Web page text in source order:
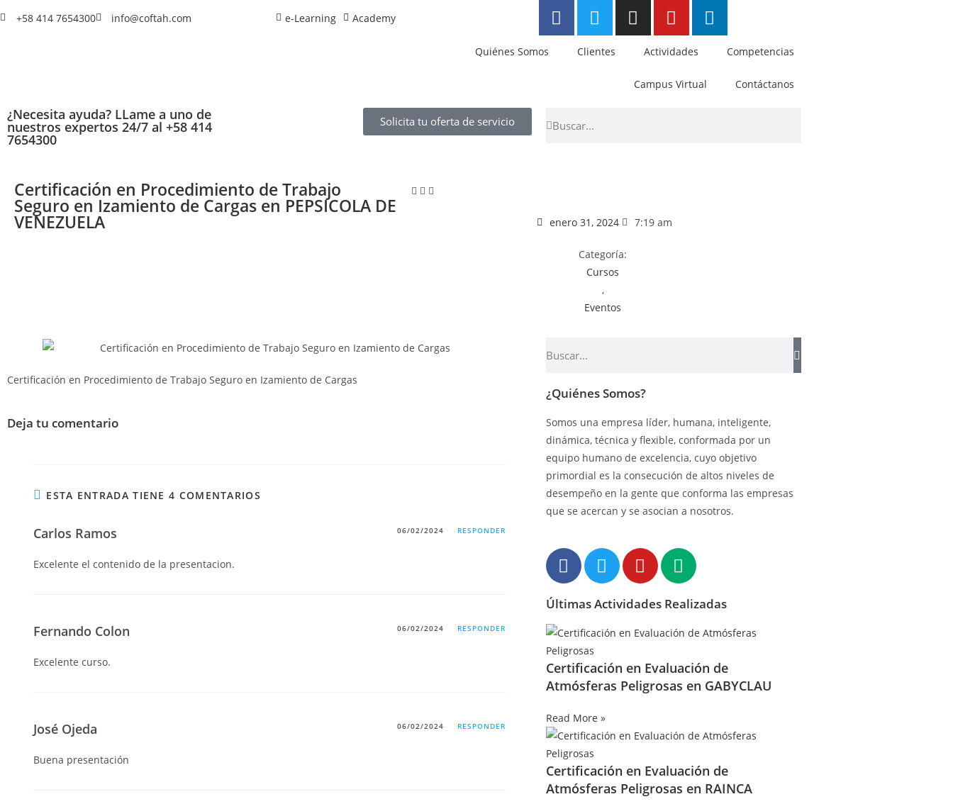
+58 414 7654300 info@coftah.com e-Learning Academy
Quiénes Somos Clientes Actividades Competencias
Campus Virtual Contáctanos
¿Necesita ayuda? LLame a uno de
nuestros expertos 24/7 al +58 414
7654300
Solicita tu oferta de servicio
Certificación en Procedimiento de Trabajo
Seguro en Izamiento de Cargas en PEPSICOLA DE
VENEZUELA enero 31, 2024 7:19 am
Categoría:
Cursos
,
Eventos
Certificación en Procedimiento de Trabajo Seguro en Izamiento de Cargas
Deja tu comentario
ESTA ENTRADA TIENE 4 COMENTARIOS
Carlos Ramos 06/02/2024 RESPONDER
Excelente el contenido de la presentacion.
Fernando Colon 06/02/2024 RESPONDER
Excelente curso.
José Ojeda 06/02/2024 RESPONDER
Buena presentación
¿Quiénes Somos?
Somos una empresa líder, humana, inteligente,
dinámica, técnica y flexible, conformada por un
equipo humano de excelencia, cuyo objetivo
primordial es la consecución de altos niveles de
desempeño en la gente que conforma las empresas
que se acercan y se asocian a nosotros.
Últimas Actividades Realizadas
Certificación en Evaluación de
Atmósferas Peligrosas en GABYCLAU
Read More »
Certificación en Evaluación de
Atmósferas Peligrosas en RAINCA